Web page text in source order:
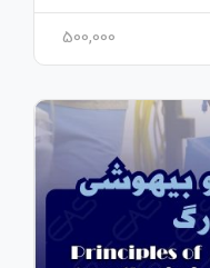
500,000